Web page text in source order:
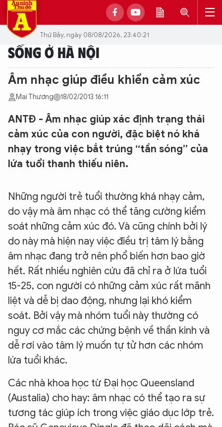
Thứ Bảy, ngày 08/08/2026, 23:40:21
SỐNG Ở HÀ NỘI
Âm nhạc giúp điều khiển cảm xúc
Mai Thương 18/02/2013 16:11
ANTĐ - Âm nhạc giúp xác định trạng thái
cảm xúc của con người, đặc biệt nó khá
nhạy trong việc bắt trúng “tần sóng” của
lứa tuổi thanh thiếu niên.
Những người trẻ tuổi thường khá nhạy cảm,
do vậy mà âm nhạc có thể tăng cường kiểm
soát những cảm xúc đó. Và cũng chính bởi lý
do này mà hiện nay việc điều trị tâm lý bằng
âm nhạc đang trở nên phổ biến hơn bao giờ
hết. Rất nhiều nghiên cứu đã chỉ ra ở lứa tuổi
15-25, con người có những cảm xúc rất mãnh
liệt và dễ bị dao động, nhưng lại khó kiểm
soát. Bởi vậy mà nhóm tuổi này thường có
nguy cơ mắc các chứng bệnh về thần kinh và
dễ rơi vào tâm lý muốn tự tử hơn các nhóm
lứa tuổi khác.
Các nhà khoa học từ Đại học Queensland
(Austalia) cho hay: âm nhạc có thể tạo ra sự
tương tác giúp ích trong việc giáo dục lớp trẻ.